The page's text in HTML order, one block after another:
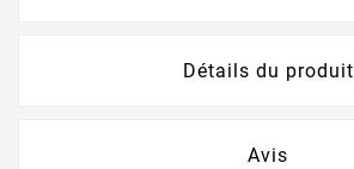
Détails du produit
Avis